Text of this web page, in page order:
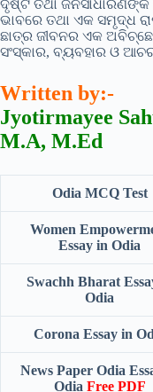
ଦୃଷ୍ଟି ତଥା
ଭାବରେ ତଥା ଏକ ସମୃଦ୍ଧ
ଛାତ୍ର ଜୀବନର ଏକ
ସଂସ୍କାର, ବ୍ୟବହାର ଓ
Written by:-
Jyotirmayee
M.A, M.Ed
Odia MCQ Test
Women
Essay in Odia
Swachh Bharat
Odia
Corona Essay in
News Paper Odia
Odia Free PDF